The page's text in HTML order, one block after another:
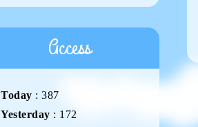
Access
Today : 387
Yesterday : 172